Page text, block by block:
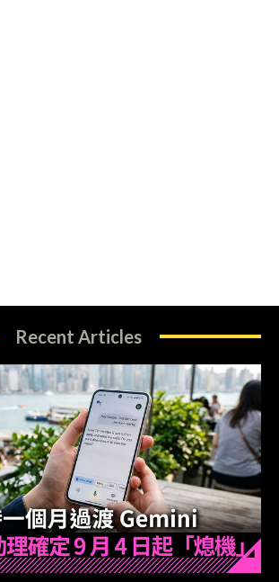
Recent Articles